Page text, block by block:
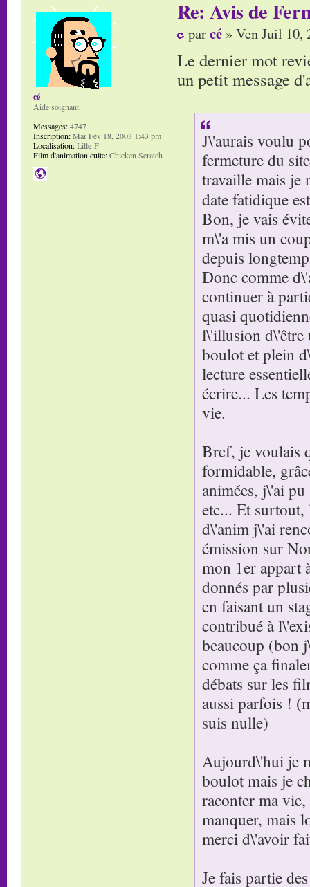
Re: Avis de
parcé » Ven Juil 10,
Le dernier mot
un petit message
J\'aurais voulu
fermeture du
travaille mais je
date fatidique
Bon, je vais
m\'a mis un
depuis
Donc comme
continuer à
quasi
l\'illusion d\'être
boulot et plein
lecture
écrire... Les
vie.
Bref, je voulais
formidable,
animées, j\'ai
etc... Et surtout,
d\'anim j\'ai
émission sur
mon 1er appart
donnés par
en faisant un
contribué à
beaucoup (bon
comme ça
débats sur les
aussi parfois !
suis nulle)
Aujourd\'hui je
boulot mais je
raconter ma
manquer, mais
merci d\'avoir
Je fais partie
cé
Aide soignant
Messages:4747
Inscription:Mar Fév 18, 2003 1:43 pm
Localisation:Lille-F
Film d'animation culte:Chicken Scratch